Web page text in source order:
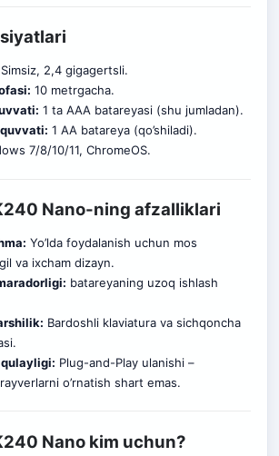
Simsiz, 2,4 gigagertsli.
10 metrgacha.
1 ta AAA batareyasi (shu jumladan).
1 AA batareya (qo’shiladi).
7/8/10/11, ChromeOS.
Nano-ning afzalliklari
Yo’lda foydalanish uchun mos
va ixcham dizayn.
batareyaning uzoq ishlash
Bardoshli klaviatura va sichqoncha
Plug-and-Play ulanishi –
o’rnatish shart emas.
Nano kim uchun?